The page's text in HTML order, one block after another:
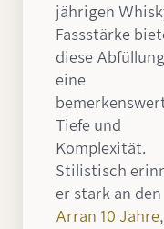
jährigen
Fassstärke
diese Abfüllung
eine
Tiefe und
Komplexität.
Stilistisch
er stark an den
Arran 10 Jahre,